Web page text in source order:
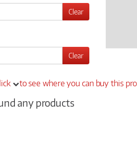
Clear
Clear
to see where you can buy this
any products